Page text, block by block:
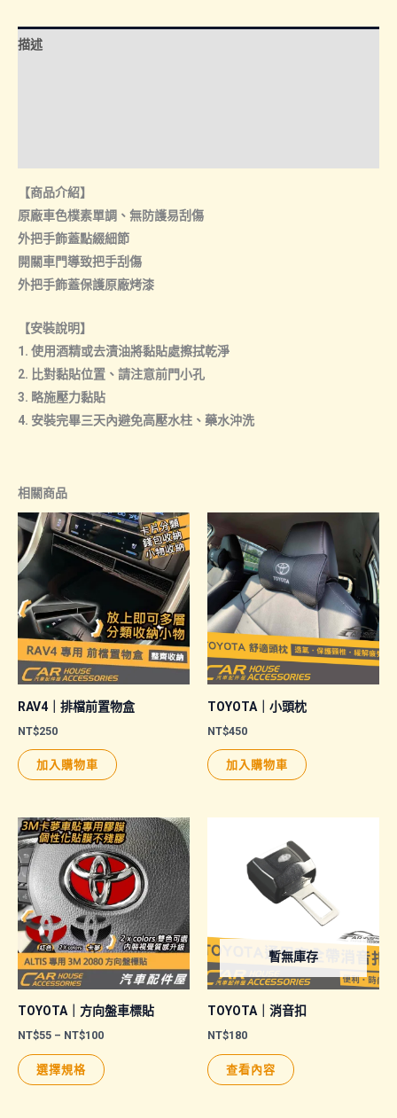
飾
描述
【商品介紹】
原廠車色樸素單調、無防護易刮傷
外把手飾蓋點綴細節
開關車門導致把手刮傷
外把手飾蓋保護原廠烤漆
【安裝說明】
1. 使用酒精或去漬油將黏貼處擦拭乾淨
2. 比對黏貼位置、請注意前門小孔
3. 略施壓力黏貼
4. 安裝完畢三天內避免高壓水柱、藥水沖洗
相關商品
RAV4｜排檔前置物盒
NT$250
加入購物車
TOYOTA｜小頭枕
NT$450
加入購物車
TOYOTA｜方向盤車標貼
NT$55 – NT$100價
範
圍：
選擇規格
暫無庫存
TOYOTA｜消音扣
NT$180
查看內容